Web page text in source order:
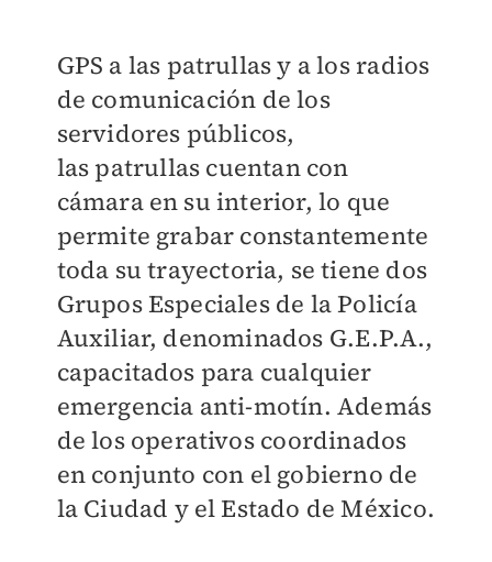
GPS a las patrullas y a los radios
de comunicación de los
servidores públicos,
las patrullas cuentan con
cámara en su interior, lo que
permite grabar constantemente
toda su trayectoria, se tiene dos
Grupos Especiales de la Policía
Auxiliar, denominados G.E.P.A.,
capacitados para cualquier
emergencia anti-motín. Además
de los operativos coordinados
en conjunto con el gobierno de
la Ciudad y el Estado de México.